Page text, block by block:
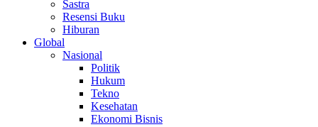
Sastra
Resensi Buku
Hiburan
Global
Nasional
Politik
Hukum
Tekno
Kesehatan
Ekonomi Bisnis